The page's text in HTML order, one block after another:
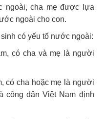
ngoài, cha mẹ được lựa
ngoài cho con.
có yếu tố nước ngoài:
có cha và mẹ là người
có cha hoặc mẹ là người
công dân Việt Nam định